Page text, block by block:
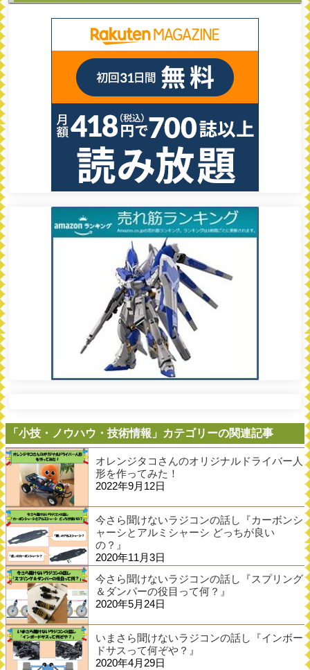
「小技・ノウハウ・技術情報」カテゴリーの関連記事
オレンジタコさんのオリジナルドライバー人
形を作ってみた！
2022年9月12日
今さら聞けないラジコンの話し『カーボンシ
ャーシとアルミシャーシ どっちが良い
の？』
2020年11月3日
今さら聞けないラジコンの話し『スプリング
＆ダンパーの役目って何？』
2020年5月24日
いまさら聞けないラジコンの話し『インボー
ドサスって何ぞや？』
2020年4月29日